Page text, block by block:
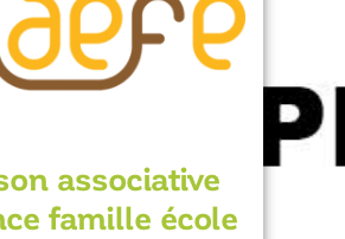
associative
famille école